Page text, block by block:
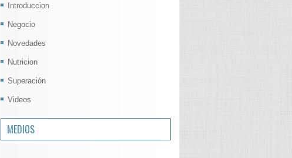
Introduccion
Negocio
Novedades
Nutricion
Superación
Videos
MEDIOS